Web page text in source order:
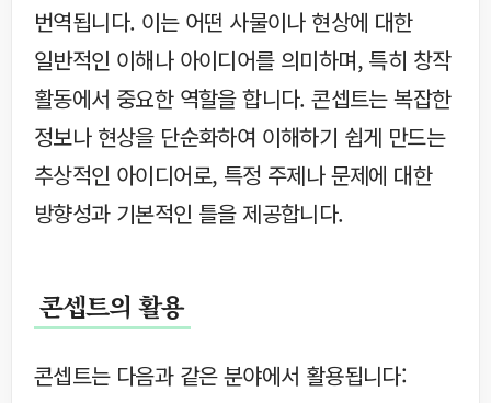
번역됩니다. 이는 어떤 사물이나 현상에 대한
일반적인 이해나 아이디어를 의미하며, 특히 창작
활동에서 중요한 역할을 합니다. 콘셉트는 복잡한
정보나 현상을 단순화하여 이해하기 쉽게 만드는
추상적인 아이디어로, 특정 주제나 문제에 대한
방향성과 기본적인 틀을 제공합니다.
콘셉트의 활용
콘셉트는 다음과 같은 분야에서 활용됩니다: